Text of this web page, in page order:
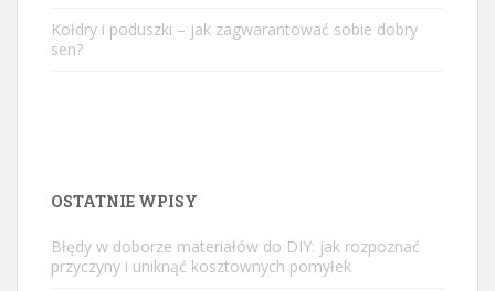
Kołdry i poduszki – jak zagwarantować sobie dobry
sen?
OSTATNIE WPISY
Błędy w doborze materiałów do DIY: jak rozpoznać
przyczyny i uniknąć kosztownych pomyłek